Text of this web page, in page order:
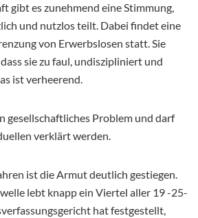
gibt es zunehmend eine Stimmung,
und nutzlos teilt. Dabei findet eine
von Erwerbslosen statt. Sie
sie zu faul, undiszipliniert und
ist verheerend.
gesellschaftliches Problem und darf
verklärt werden.
ist die Armut deutlich gestiegen.
lebt knapp ein Viertel aller 19 -25-
hat festgestellt,